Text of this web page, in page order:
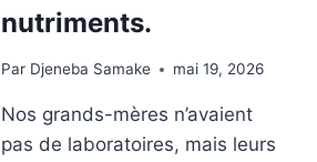
nutriments.
Par Djeneba Samake mai 19, 2026
Nos grands-mères n’avaient
pas de laboratoires, mais leurs